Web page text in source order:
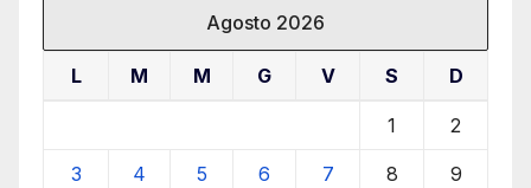
Agosto 2026
L M M G V S D
1 2
3 4 5 6 7 8 9